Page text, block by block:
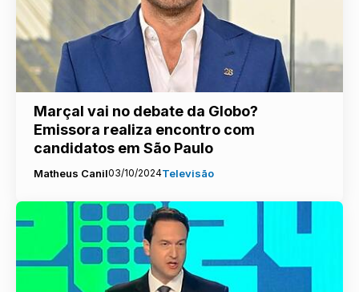
Marçal vai no debate da Globo?
Emissora realiza encontro com
candidatos em São Paulo
Matheus Canil03/10/2024Televisão